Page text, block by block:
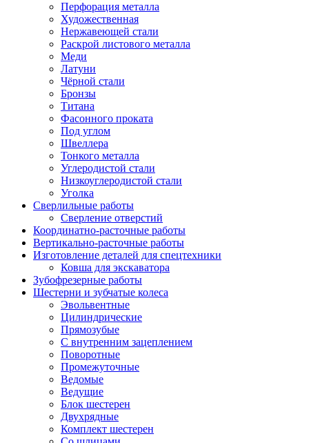
Перфорация металла
Художественная
Нержавеющей стали
Раскрой листового металла
Меди
Латуни
Чёрной стали
Бронзы
Титана
Фасонного проката
Под углом
Швеллера
Тонкого металла
Углеродистой стали
Низкоуглеродистой стали
Уголка
Сверлильные работы
Сверление отверстий
Координатно-расточные работы
Вертикально-расточные работы
Изготовление деталей для спецтехники
Ковша для экскаватора
Зубофрезерные работы
Шестерни и зубчатые колеса
Эвольвентные
Цилиндрические
Прямозубые
С внутренним зацеплением
Поворотные
Промежуточные
Ведомые
Ведущие
Блок шестерен
Двухрядные
Комплект шестерен